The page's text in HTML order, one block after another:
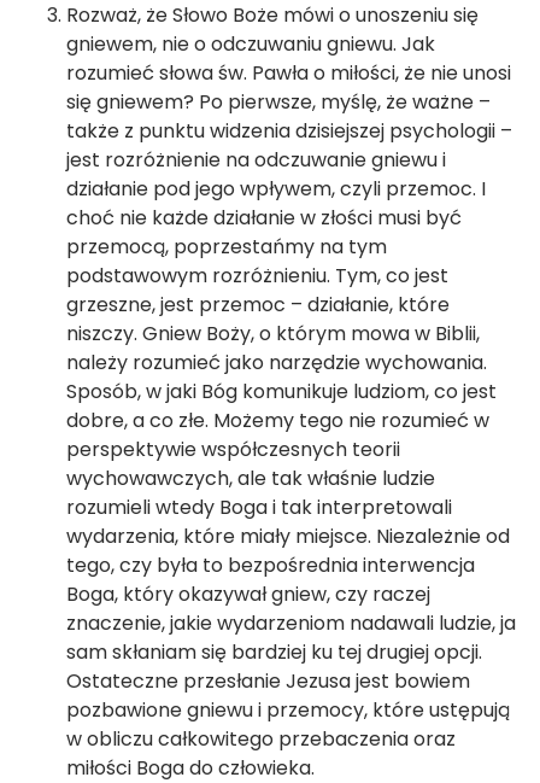
Rozważ, że Słowo Boże mówi o unoszeniu się
gniewem, nie o odczuwaniu gniewu. Jak
rozumieć słowa św. Pawła o miłości, że nie unosi
się gniewem? Po pierwsze, myślę, że ważne –
także z punktu widzenia dzisiejszej psychologii –
jest rozróżnienie na odczuwanie gniewu i
działanie pod jego wpływem, czyli przemoc. I
choć nie każde działanie w złości musi być
przemocą, poprzestańmy na tym
podstawowym rozróżnieniu. Tym, co jest
grzeszne, jest przemoc – działanie, które
niszczy. Gniew Boży, o którym mowa w Biblii,
należy rozumieć jako narzędzie wychowania.
Sposób, w jaki Bóg komunikuje ludziom, co jest
dobre, a co złe. Możemy tego nie rozumieć w
perspektywie współczesnych teorii
wychowawczych, ale tak właśnie ludzie
rozumieli wtedy Boga i tak interpretowali
wydarzenia, które miały miejsce. Niezależnie od
tego, czy była to bezpośrednia interwencja
Boga, który okazywał gniew, czy raczej
znaczenie, jakie wydarzeniom nadawali ludzie, ja
sam skłaniam się bardziej ku tej drugiej opcji.
Ostateczne przesłanie Jezusa jest bowiem
pozbawione gniewu i przemocy, które ustępują
w obliczu całkowitego przebaczenia oraz
miłości Boga do człowieka.